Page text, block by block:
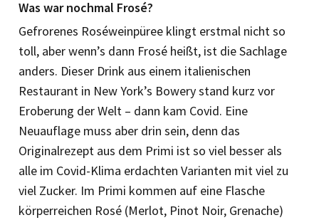
Was war nochmal Frosé?
Gefrorenes Roséweinpüree klingt erstmal nicht so
toll, aber wenn’s dann Frosé heißt, ist die Sachlage
anders. Dieser Drink aus einem italienischen
Restaurant in New York’s Bowery stand kurz vor
Eroberung der Welt – dann kam Covid. Eine
Neuauflage muss aber drin sein, denn das
Originalrezept aus dem Primi ist so viel besser als
alle im Covid-Klima erdachten Varianten mit viel zu
viel Zucker. Im Primi kommen auf eine Flasche
körperreichen Rosé (Merlot, Pinot Noir, Grenache)